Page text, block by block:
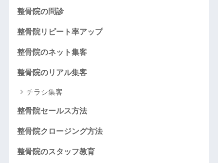
整骨院の問診
整骨院リピート率アップ
整骨院のネット集客
整骨院のリアル集客
チラシ集客
整骨院セールス方法
整骨院クロージング方法
整骨院のスタッフ教育